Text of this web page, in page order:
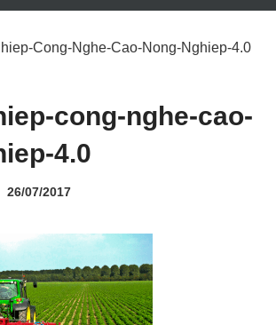
Cong-Nghe-Cao-Nong-Nghiep-4.0
cong-nghe-cao-
4.0
26/07/2017